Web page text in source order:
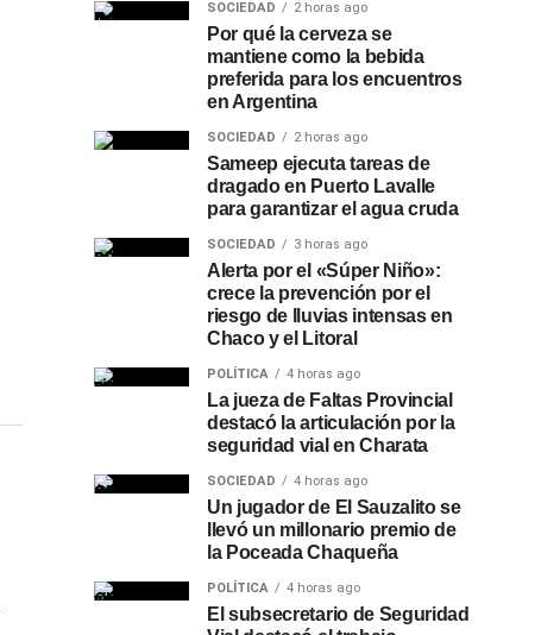
SOCIEDAD 2 horas ago
Por qué la cerveza se
mantiene como la bebida
preferida para los encuentros
en Argentina
SOCIEDAD 2 horas ago
Sameep ejecuta tareas de
dragado en Puerto Lavalle
para garantizar el agua cruda
SOCIEDAD 3 horas ago
Alerta por el «Súper Niño»:
crece la prevención por el
riesgo de lluvias intensas en
Chaco y el Litoral
POLÍTICA 4 horas ago
La jueza de Faltas Provincial
destacó la articulación por la
seguridad vial en Charata
SOCIEDAD 4 horas ago
Un jugador de El Sauzalito se
llevó un millonario premio de
la Poceada Chaqueña
POLÍTICA 4 horas ago
El subsecretario de Seguridad